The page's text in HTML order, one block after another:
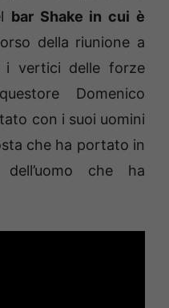
bar Shake in cui è
della riunione a
i vertici delle forze
Domenico
con i suoi uomini
che ha portato in
che ha